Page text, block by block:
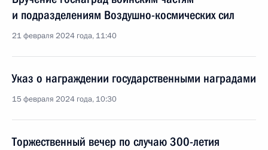
и подразделениям Воздушно-космических сил
21 февраля 2024 года, 11:40
Указ о награждении государственными наградами
15 февраля 2024 года, 10:30
Торжественный вечер по случаю 300-летия